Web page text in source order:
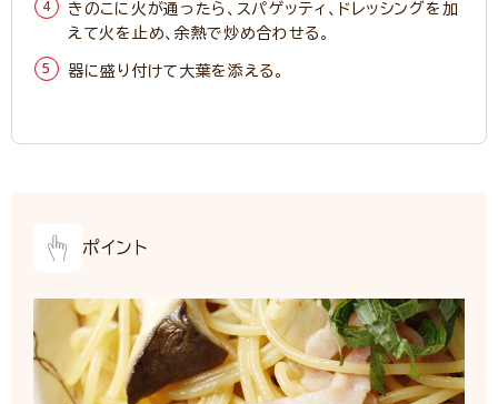
きのこに火が通ったら、スパゲッティ、ドレッシングを加
えて火を止め、余熱で炒め合わせる。
器に盛り付けて大葉を添える。
ポイント